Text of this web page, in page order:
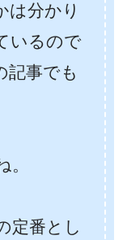
は分かり
いるので
記事でも
定番とし